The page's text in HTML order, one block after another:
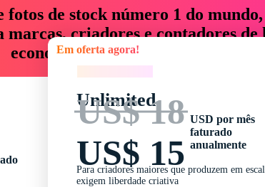
fotos de stock número 1 do
marcas, criadores e contadores
economizam até 76% em tempo e
Em oferta agora!
Unlimited
US$ 18
US$ 15
USD por mês
faturado
anualmente
Para criadores maiores que produzem em
exigem liberdade criativa